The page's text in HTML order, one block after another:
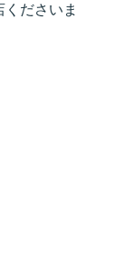
ださいま